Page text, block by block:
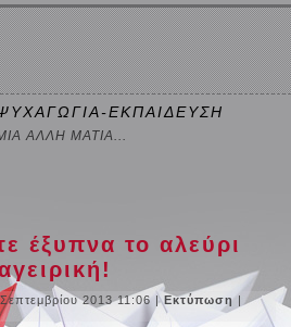
ΕΚΠΑΙΔΕΥΣΗ
ΑΛΛΗ ΜΑΤΙΑ...
έξυπνα το αλεύρι
2013 11:06|Εκτύπωση |